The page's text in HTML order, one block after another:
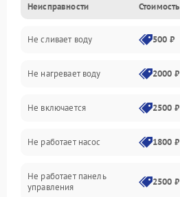
Управление
Электропитание
Датчики
Нагрев
Вода
Гигиена
Неисправности Стоимость
Не сливает воду 500 ₽
Не нагревает воду 2000 ₽
Не включается 2500 ₽
Не работает насос 1800 ₽
Не работает панель
управления
2500 ₽